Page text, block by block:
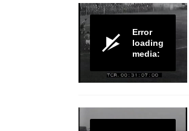
Error
loading
media: